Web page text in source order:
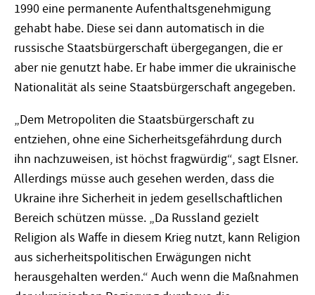
1990 eine permanente Aufenthaltsgenehmigung
gehabt habe. Diese sei dann automatisch in die
russische Staatsbürgerschaft übergegangen, die er
aber nie genutzt habe. Er habe immer die ukrainische
Nationalität als seine Staatsbürgerschaft angegeben.
„Dem Metropoliten die Staatsbürgerschaft zu
entziehen, ohne eine Sicherheitsgefährdung durch
ihn nachzuweisen, ist höchst fragwürdig“, sagt Elsner.
Allerdings müsse auch gesehen werden, dass die
Ukraine ihre Sicherheit in jedem gesellschaftlichen
Bereich schützen müsse. „Da Russland gezielt
Religion als Waffe in diesem Krieg nutzt, kann Religion
aus sicherheitspolitischen Erwägungen nicht
herausgehalten werden.“ Auch wenn die Maßnahmen